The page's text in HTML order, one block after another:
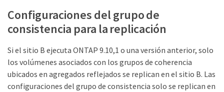
Configuraciones del grupo de
consistencia para la replicación
Si el sitio B ejecuta ONTAP 9.10,1 o una versión anterior, solo
los volúmenes asociados con los grupos de coherencia
ubicados en agregados reflejados se replican en el sitio B. Las
configuraciones del grupo de consistencia solo se replican en